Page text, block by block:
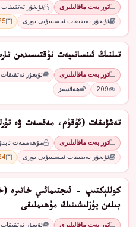
تور بەت ماقالىلىرى
ئۇيغۇر تەتقىقات
ئۇيغۇر تەتقىقات ئىنستىتۇتى تورى
تىلنىڭ ئىنسانىيەت نۇقتىسىدىن
تور بەت ماقالىلىرى ئۇيغۇر
209
ھەقسىز
تەشۋىقات (ئۇقۇم، مەقسەت ۋە
تور بەت ماقالىلىرى
مۇھەممەت
ئۇيغۇر تەتقىقات ئىنستىتۇتى تورى
كوللېكتىپ - ئىجتىمائىي خاتىرە
بىلەن يۈزلىشىنىڭ مۇھىملىقى
تور بەت ماقالىلىرى ئۇيغۇر